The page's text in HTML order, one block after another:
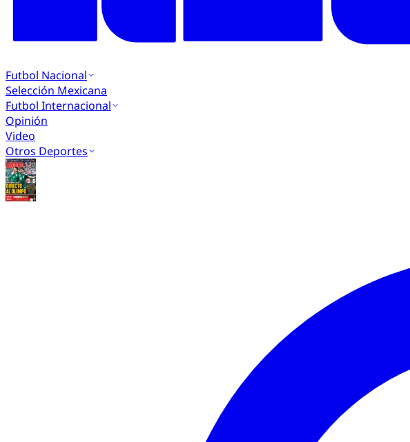
Futbol Nacional
Selección Mexicana
Futbol Internacional
Opinión
Video
Otros Deportes